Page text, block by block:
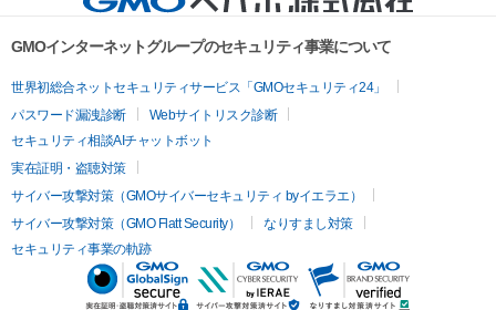
GMOインターネットグループのセキュリティ事業について
世界初総合ネットセキュリティサービス「GMOセキュリティ24」
パスワード漏洩診断
Webサイトリスク診断
セキュリティ相談AIチャットボット
実在証明・盗聴対策
サイバー攻撃対策（GMOサイバーセキュリティ byイエラエ）
サイバー攻撃対策（GMO Flatt Security）
なりすまし対策
セキュリティ事業の軌跡